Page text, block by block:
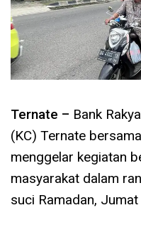
Ternate – Bank
(KC) Ternate
menggelar kegiatan
masyarakat dalam
suci Ramadan,